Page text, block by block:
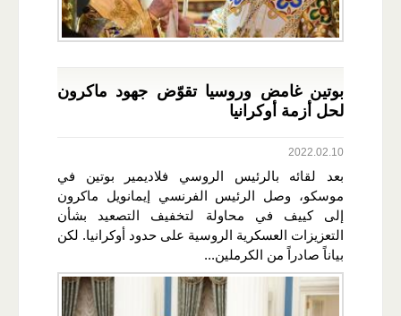
بوتين غامض وروسيا تقوّض جهود ماكرون
لحل أزمة أوكرانيا
2022.02.10
بعد لقائه بالرئيس الروسي فلاديمير بوتين في
موسكو، وصل الرئيس الفرنسي إيمانويل ماكرون
إلى كييف في محاولة لتخفيف التصعيد بشأن
التعزيزات العسكرية الروسية على حدود أوكرانيا. لكن
بياناً صادراً من الكرملين...